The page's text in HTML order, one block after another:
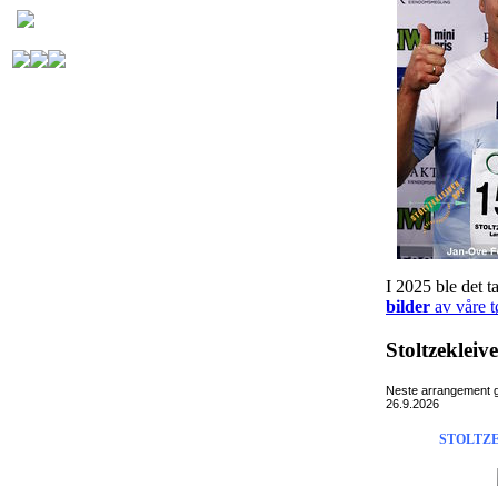
I 2025 ble det
bilder av våre
Neste arrangement
26.9.2026